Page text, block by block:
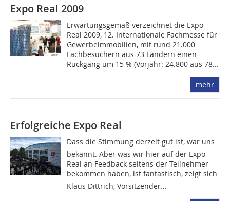
Expo Real 2009
Erwartungsgemäß verzeichnet die Expo
Real 2009, 12. Internationale Fachmesse für
Gewerbeimmobilien, mit rund 21.000
Fachbesuchern aus 73 Ländern einen
Rückgang um 15 % (Vorjahr: 24.800 aus 78...
mehr
Erfolgreiche Expo Real
Dass die Stimmung derzeit gut ist, war uns
bekannt. Aber was wir hier auf der Expo
Real an Feedback seitens der Teilnehmer
bekommen haben, ist fantastisch, zeigt sich
Klaus Dittrich, Vorsitzender...